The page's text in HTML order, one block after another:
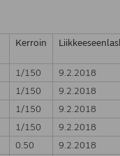
Kerroin
1/150 9.2.2018
1/150 9.2.2018
1/150 9.2.2018
1/150 9.2.2018
0.50 9.2.2018